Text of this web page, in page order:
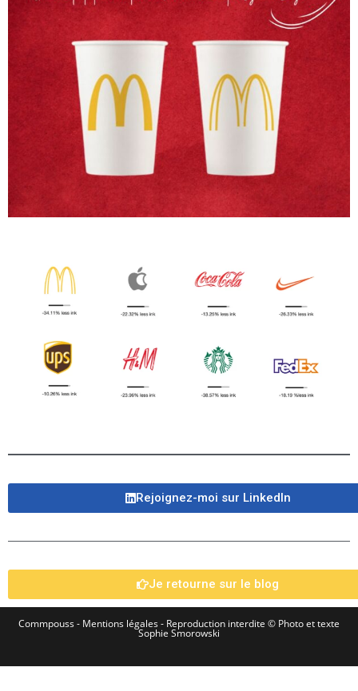
Rejoignez-moi sur LinkedIn​
Je retourne sur le blog
Commpouss - Mentions légales- Reproduction interdite © Photo et texte
Sophie Smorowski